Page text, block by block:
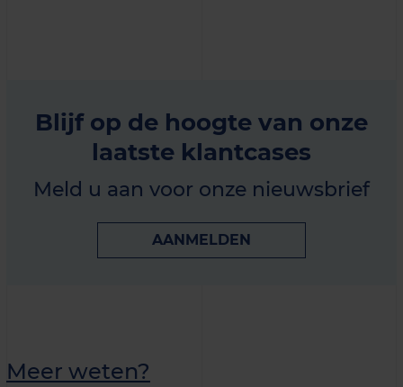
Blijf op de hoogte van onze
laatste klantcases
Meld u aan voor onze nieuwsbrief
AANMELDEN
Meer weten?